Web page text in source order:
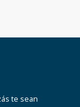
te sean